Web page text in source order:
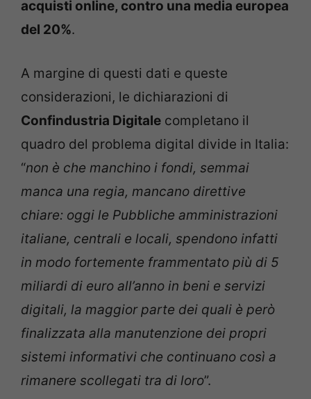
acquisti online, contro una media europea
del 20%.
A margine di questi dati e queste
considerazioni, le dichiarazioni di
Confindustria Digitale completano il
quadro del problema digital divide in Italia:
“non è che manchino i fondi, semmai
manca una regia, mancano direttive
chiare: oggi le Pubbliche amministrazioni
italiane, centrali e locali, spendono infatti
in modo fortemente frammentato più di 5
miliardi di euro all’anno in beni e servizi
digitali, la maggior parte dei quali è però
finalizzata alla manutenzione dei propri
sistemi informativi che continuano così a
rimanere scollegati tra di loro”.